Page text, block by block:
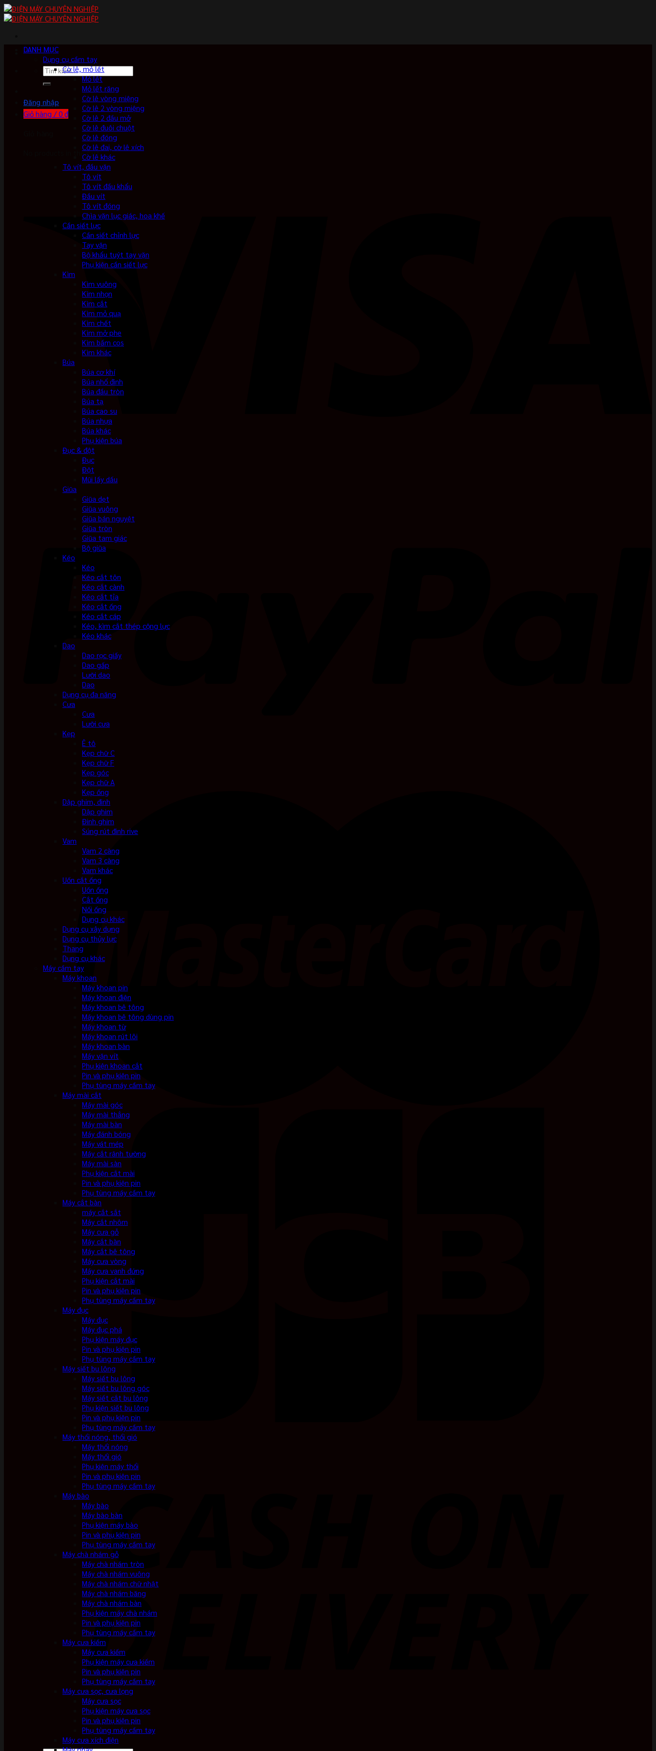
Skip
to
Tìm
kiếm:
Đăng nhập
Giỏ hàng /0 ₫
No products in the cart.
DANH MỤC
Dụng cụ cầm tay
Cờ lê, mỏ lết
Mỏ lết
Mỏ lết răng
Cờ lê vòng miệng
Cờ lê 2 vòng miệng
Cờ lê 2 đầu mở
Cờ lê đuôi chuột
Cờ lê đóng
Cờ lê đai, cờ lê xích
Cờ lê khác
Tô vít, đầu vặn
Tô vít
Tô vít đầu khẩu
Đầu vít
Tô vít đóng
Chìa vặn lục giác, hoa khế
Cần siết lực
Cần siết chỉnh lực
Tay vặn
Bộ khẩu tuýt tay vặn
Phụ kiện cần siết lực
Kìm
Kìm vuông
Kìm nhọn
Kìm cắt
Kìm mỏ quạ
Kìm chết
Kìm mở phe
Kìm bấm cos
Kìm khác
Búa
Búa cơ khí
Búa nhổ đinh
Búa đầu tròn
Búa tạ
Búa cao su
Búa nhựa
Búa khác
Phụ kiện búa
Đục & đột
Đục
Đột
Mũi lấy dấu
Giũa
Giũa dẹt
Giũa vuông
Giũa bán nguyệt
Giũa tròn
Giũa tam giác
Bộ giũa
Kéo
Kéo
Kéo cắt tôn
Kéo cắt cành
Kéo cắt tỉa
Kéo cắt ống
Kéo cắt cáp
Kéo, kìm cắt thép cộng lực
Kéo khác
Dao
Dao rọc giấy
Dao gấp
Lưỡi dao
Dao
Dụng cụ đa năng
Cưa
Cưa
Lưỡi cưa
Kẹp
Ê tô
Kẹp chữ C
Kẹp chữ F
Kẹp góc
Kẹp chữ A
Kẹp ống
Dập ghim, đinh
Dập ghim
Đinh ghim
Súng rút đinh rive
Vam
Vam 2 càng
Vam 3 càng
Vam khác
Uốn cắt ống
Uốn ống
Cắt ống
Nối ống
Dụng cụ khác
Dụng cụ xây dựng
Dụng cụ thủy lực
Thang
Dụng cụ khác
Máy cầm tay
Máy khoan
Máy khoan pin
Máy khoan điện
Máy khoan bê tông
Máy khoan bê tông dùng pin
Máy khoan từ
Máy khoan rút lõi
Máy khoan bàn
Máy vặn vít
Phụ kiện khoan cắt
Pin và phụ kiện pin
Phụ tùng máy cầm tay
Máy mài cắt
Máy mài góc
Máy mài thẳng
Máy mài bàn
Máy đánh bóng
Máy vát mép
Máy cắt rãnh tường
Máy mài sàn
Phụ kiện cắt mài
Pin và phụ kiện pin
Phụ tùng máy cầm tay
Máy cắt bàn
máy cắt sắt
Máy cắt nhôm
Máy cưa gỗ
Máy cắt bàn
Máy cắt bê tông
Máy cưa vòng
Máy cưa vanh đứng
Phụ kiện cắt mài
Pin và phụ kiện pin
Phụ tùng máy cầm tay
Máy đục
Máy đục
Máy đục phá
Phụ kiện máy đục
Pin và phụ kiện pin
Phụ tùng máy cầm tay
Máy siết bu lông
Máy siết bu lông
Máy siết bu lông góc
Máy siết cắt bu lông
Phụ kiện siết bu lông
Pin và phụ kiện pin
Phụ tùng máy cầm tay
Máy thổi nóng, thổi gió
Máy thổi nóng
Máy thổi gió
Phụ kiện máy thổi
Pin và phụ kiện pin
Phụ tùng máy cầm tay
Máy bào
Máy bào
Máy bào bàn
Phụ kiện máy bào
Pin và phụ kiện pin
Phụ tùng máy cầm tay
Máy chà nhám gỗ
Máy chà nhám tròn
Máy chà nhám vuông
Máy chà nhám chữ nhật
Máy chà nhám băng
Máy chà nhám bàn
Phụ kiện máy chà nhám
Pin và phụ kiện pin
Phụ tùng máy cầm tay
Máy cưa kiếm
Máy cưa kiếm
Phụ kiện máy cưa kiếm
Pin và phụ kiện pin
Phụ tùng máy cầm tay
Máy cưa sọc, cưa lọng
Máy cưa sọc
Phụ kiện máy cưa sọc
Pin và phụ kiện pin
Phụ tùng máy cầm tay
Máy cưa xích điện